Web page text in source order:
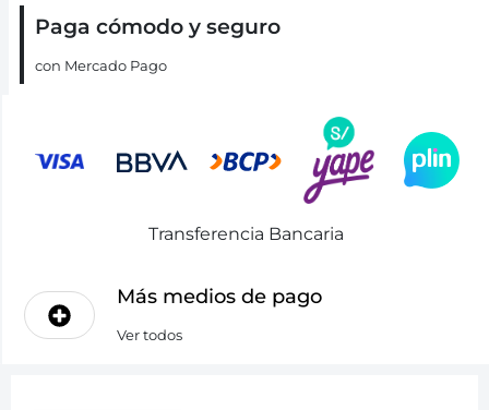
Paga cómodo y seguro
con Mercado Pago
Transferencia Bancaria
Más medios de pago
Ver todos